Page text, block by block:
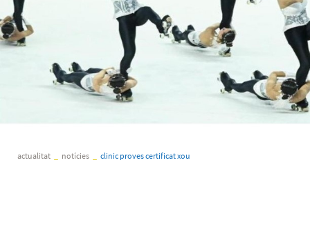
actualitat notícies clinic proves certificat xou